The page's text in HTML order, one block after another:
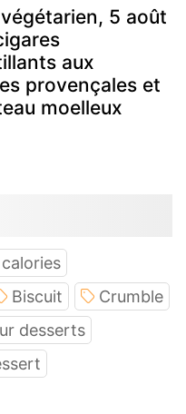
5 août
aux
provençales et
moelleux
Biscuit
Crumble
desserts